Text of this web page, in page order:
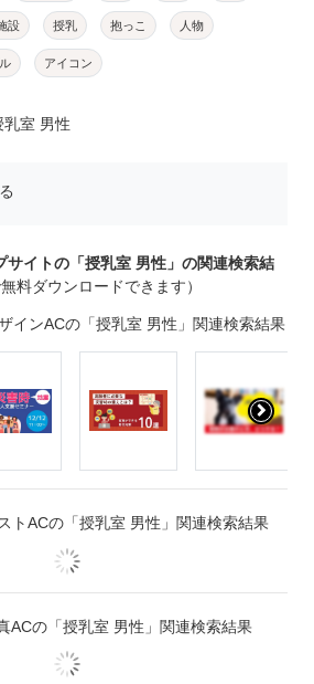
設 授乳 抱っこ 人物
アイコン
乳室 男性
サイトの「授乳室 男性」の関連検索結
料ダウンロードできます）
インACの「授乳室 男性」関連検索結果
トACの「授乳室 男性」関連検索結果
ACの「授乳室 男性」関連検索結果